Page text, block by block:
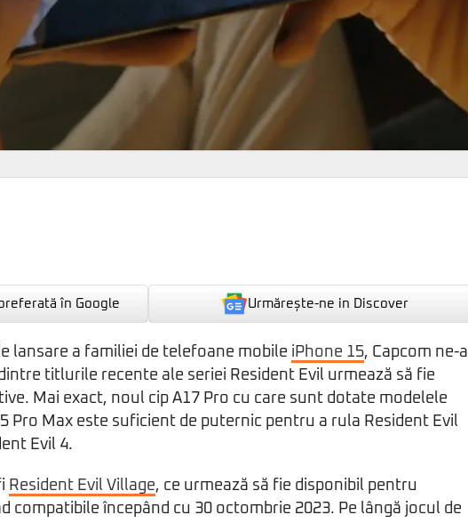
în Google Urmărește-ne in Discover
lansare a familiei de telefoane mobile iPhone 15, Capcom ne-a
titlurile recente ale seriei Resident Evil urmează să fie
Mai exact, noul cip A17 Pro cu care sunt dotate modelele
Pro Max este suficient de puternic pentru a rula Resident Evil
Evil 4.
Resident Evil Village, ce urmează să fie disponibil pentru
compatibile începând cu 30 octombrie 2023. Pe lângă jocul de